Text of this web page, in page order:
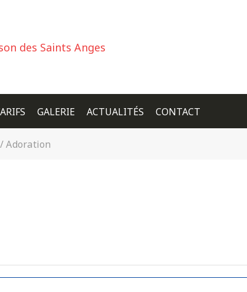
GALERIE ACTUALITÉS CONTACT
/Adoration